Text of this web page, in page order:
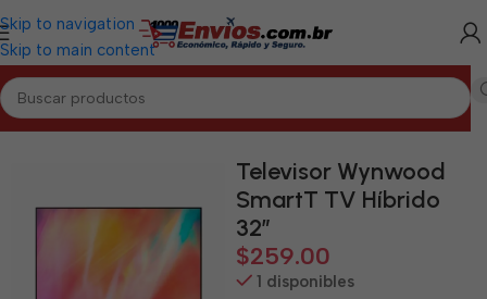
Skip to navigation
Skip to main content
Inicio/CIEGO DE ÁVILA/Electrodomésticos Ciego de Ávila
Televisor Wynwood
SmartT TV Híbrido
32″
$259.00
1 disponibles